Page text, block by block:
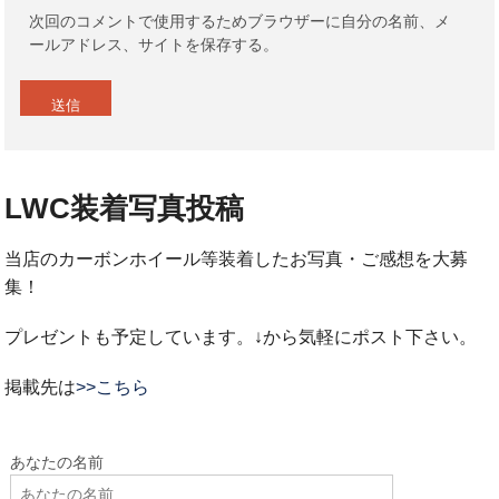
次回のコメントで使用するためブラウザーに自分の名前、メ
ールアドレス、サイトを保存する。
LWC装着写真投稿
当店のカーボンホイール等装着したお写真・ご感想を大募
集！
プレゼントも予定しています。↓から気軽にポスト下さい。
掲載先は>>こちら
あなたの名前